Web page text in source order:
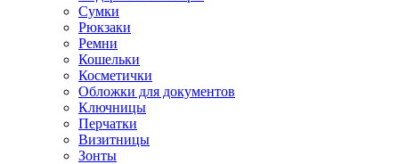
Сумки
Рюкзаки
Ремни
Кошельки
Косметички
Обложки для документов
Ключницы
Перчатки
Визитницы
Зонты